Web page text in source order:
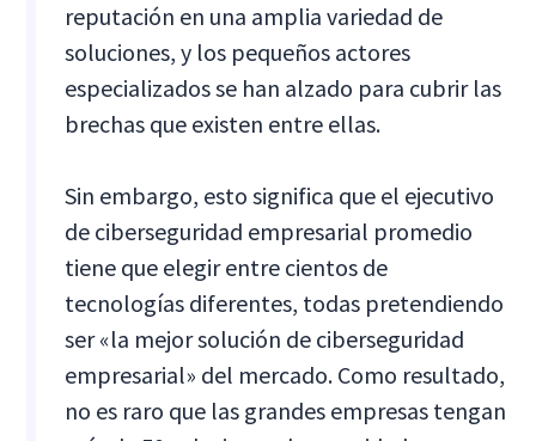
reputación en una amplia variedad de
soluciones, y los pequeños actores
especializados se han alzado para cubrir las
brechas que existen entre ellas.
Sin embargo, esto significa que el ejecutivo
de ciberseguridad empresarial promedio
tiene que elegir entre cientos de
tecnologías diferentes, todas pretendiendo
ser «la mejor solución de ciberseguridad
empresarial» del mercado. Como resultado,
no es raro que las grandes empresas tengan